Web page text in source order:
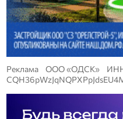
Реклама ООО «ОДСК»